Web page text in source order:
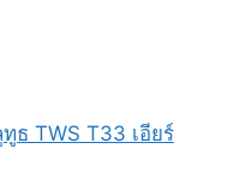
ธ TWS T33 เอียร์